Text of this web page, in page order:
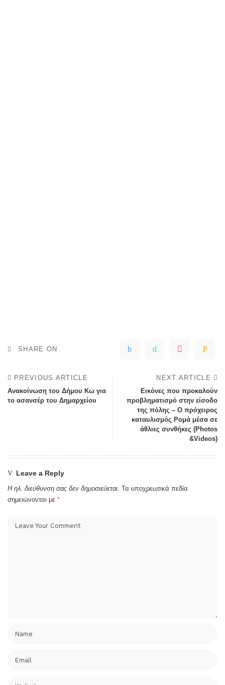
SHARE ON
PREVIOUS ARTICLE
Ανακοίνωση του Δήμου Κω για
το ασανσέρ του Δημαρχείου
NEXT ARTICLE
Εικόνες που προκαλούν
προβληματισμό στην είσοδο
της πόλης – Ο πρόχειρος
καταυλισμός Ρομά μέσα σε
άθλιες συνθήκες (Photos
&Videos)
Leave a Reply
Η ηλ. διεύθυνση σας δεν δημοσιεύεται. Τα υποχρεωτικά πεδία
σημειώνονται με *